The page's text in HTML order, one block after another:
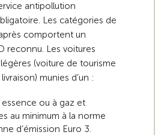
antipollution
Les catégories de
comportent un
reconnu. Les voitures
(voiture de tourisme
munies d’un :
ou à gaz et
au minimum à la norme
d’émission Euro 3.